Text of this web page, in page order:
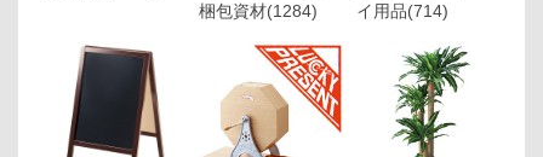
梱包資材(1284)
イ用品(714)